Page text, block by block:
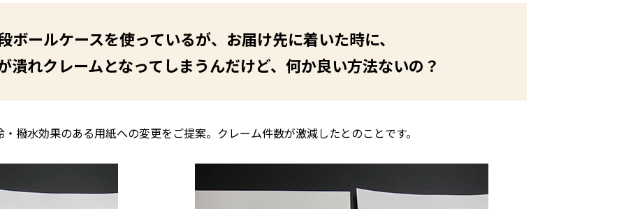
ボールケースを使っているが、お届け先に着いた時に、
潰れクレームとなってしまうんだけど、何か良い方法ないの？
撥水効果のある用紙への変更をご提案。クレーム件数が激減したとのことです。